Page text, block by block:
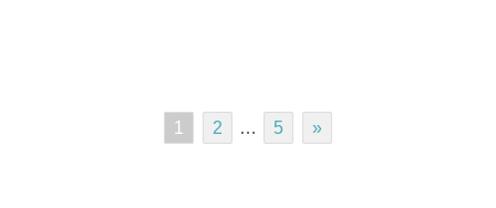
1 2 … 5 »